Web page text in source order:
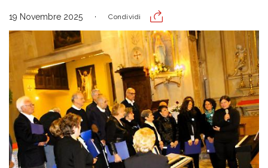
19 Novembre 2025 Condividi